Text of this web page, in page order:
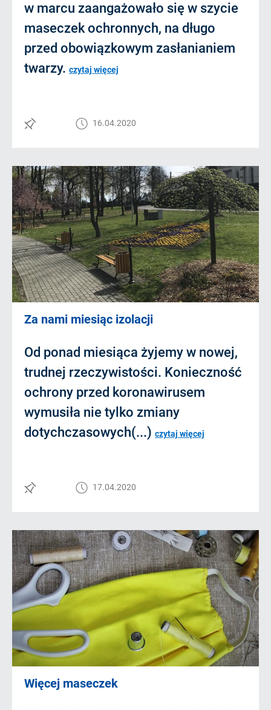
w marcu zaangażowało się w szycie
maseczek ochronnych, na długo
przed obowiązkowym zasłanianiem
twarzy. czytaj więcej
16.04.2020
Za nami miesiąc izolacji
Od ponad miesiąca żyjemy w nowej,
trudnej rzeczywistości. Konieczność
ochrony przed koronawirusem
wymusiła nie tylko zmiany
dotychczasowych(...) czytaj więcej
17.04.2020
Więcej maseczek